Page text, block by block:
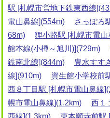
駅 [札幌市営地下鉄東西線
電山鼻線](554m)
さっぽろ
68m)
狸小路駅 [札幌市電
館本線(小樽～旭川)](729m)
鉄南北線](844m)
豊水すす
線](910m)
資生館小学校前
西８丁目駅 [札幌市電山鼻線
幌市電山鼻線](1.2km)
西１
西線](1.3km)
東本願寺前駅